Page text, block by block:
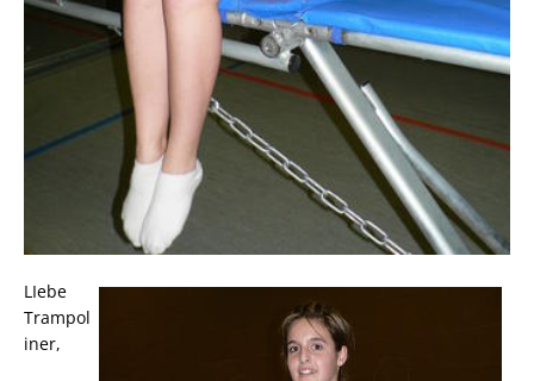
LIebe
Trampol
iner,